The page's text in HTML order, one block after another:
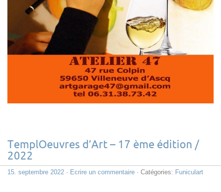
TemplOeuvres d’Art – 17 ème édition /
2022
15. septembre 2022 · Ecrire un commentaire · Catégories: Funiculart